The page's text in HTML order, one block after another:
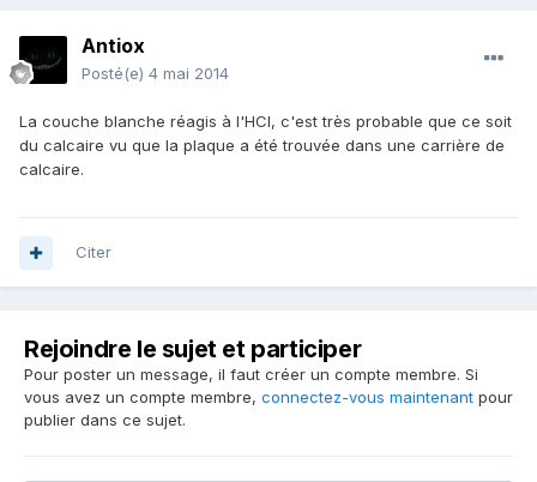
Antiox
Posté(e) 4 mai 2014
La couche blanche réagis à l'HCl, c'est très probable que ce soit
du calcaire vu que la plaque a été trouvée dans une carrière de
calcaire.
Citer
Rejoindre le sujet et participer
Pour poster un message, il faut créer un compte membre. Si
vous avez un compte membre, connectez-vous maintenant pour
publier dans ce sujet.